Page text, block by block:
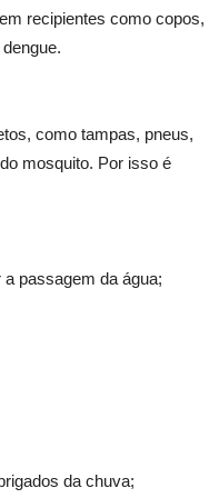
recipientes como copos,
como tampas, pneus,
mosquito. Por isso é
passagem da água;
da chuva;